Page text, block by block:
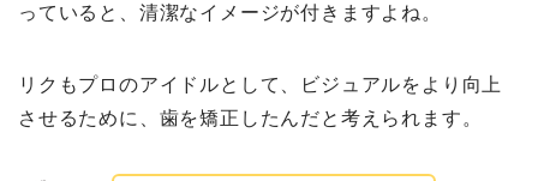
っていると、清潔なイメージが付きますよね。
リクもプロのアイドルとして、ビジュアルをより向上
させるために、歯を矯正したんだと考えられます。